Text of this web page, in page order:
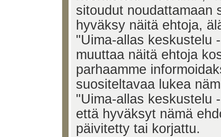
sitoudut noudattamaan
hyväksy näitä ehtoja,
"Uima-allas keskustelu
muuttaa näitä ehtoja
parhaamme
suositeltavaa lukea
"Uima-allas keskustelu
että hyväksyt nämä
päivitetty tai korjattu.